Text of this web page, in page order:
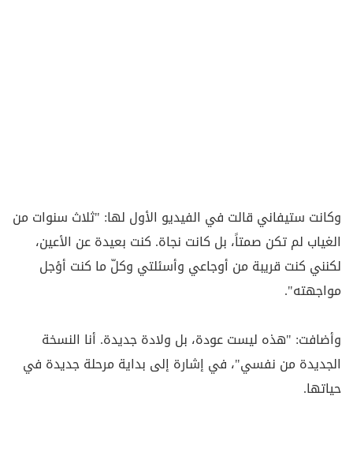
وكانت ستيفاني قالت في الفيديو الأول لها: "ثلاث سنوات من
الغياب لم تكن صمتاً، بل كانت نجاة. كنت بعيدة عن الأعين،
لكنني كنت قريبة من أوجاعي وأسئلتي وكلّ ما كنت أؤجل
مواجهته".
وأضافت: "هذه ليست عودة، بل ولادة جديدة. أنا النسخة
الجديدة من نفسي"، في إشارة إلى بداية مرحلة جديدة في
حياتها.